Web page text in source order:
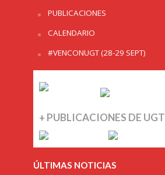
PUBLICACIONES
CALENDARIO
#VENCONUGT (28-29 SEPT)
+ PUBLICACIONES DE UGT
ÚLTIMAS NOTICIAS